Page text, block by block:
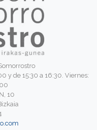
y de 15:30 a 16:30. Viernes:
10